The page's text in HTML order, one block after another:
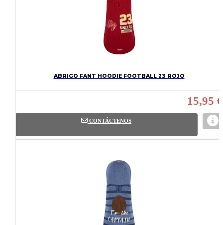
ABRIGO FANT HOODIE FOOTBALL 23 ROJO
15,95 €
CONTÁCTENOS